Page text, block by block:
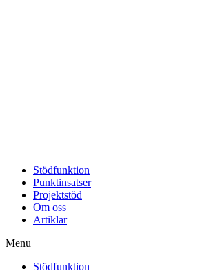
Stödfunktion
Punktinsatser
Projektstöd
Om oss
Artiklar
Menu
Stödfunktion